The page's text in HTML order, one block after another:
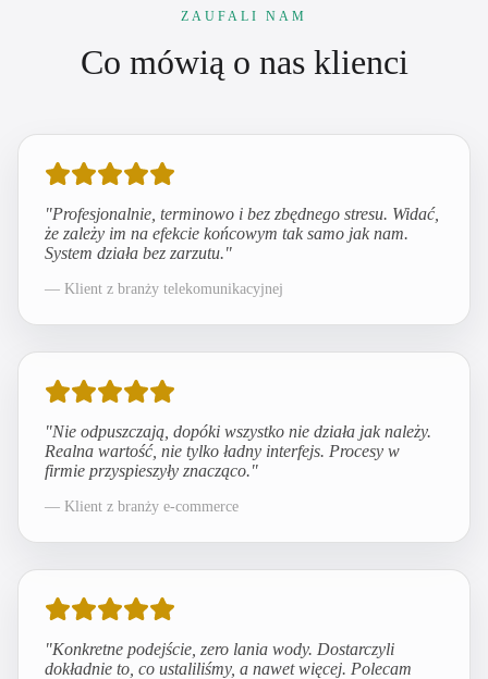
ZAUFALI NAM
Co mówią o nas klienci
"Profesjonalnie, terminowo i bez zbędnego stresu. Widać,
że zależy im na efekcie końcowym tak samo jak nam.
System działa bez zarzutu."
— Klient z branży telekomunikacyjnej
"Nie odpuszczają, dopóki wszystko nie działa jak należy.
Realna wartość, nie tylko ładny interfejs. Procesy w
firmie przyspieszyły znacząco."
— Klient z branży e-commerce
"Konkretne podejście, zero lania wody. Dostarczyli
dokładnie to, co ustaliliśmy, a nawet więcej. Polecam